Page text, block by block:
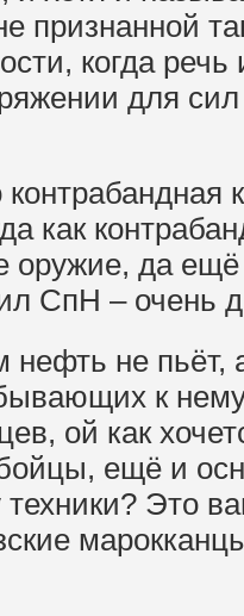
признанной
когда
для сил
как
оружие, да ещё
СпН – очень
не пьёт,
к
ой как
бойцы, ещё и
Это